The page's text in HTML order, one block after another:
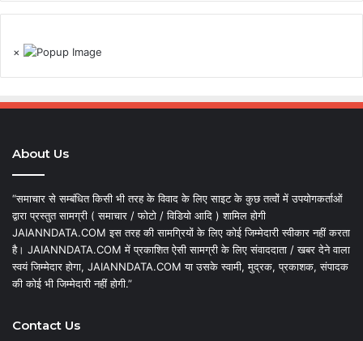
×
About Us
“समाचार से सम्बंधित किसी भी तरह के विवाद के लिए साइट के कुछ तत्वों में उपयोगकर्ताओं
द्वारा प्रस्तुत सामग्री ( समाचार / फोटो / विडियो आदि ) शामिल होगी
JAIANNDATA.COM इस तरह की सामग्रियों के लिए कोई जिम्मेदारी स्वीकार नहीं करता
है। JAIANNDATA.COM में प्रकाशित ऐसी सामग्री के लिए संवाददाता / खबर देने वाला
स्वयं जिम्मेदार होगा, JAIANNDATA.COM या उसके स्वामी, मुद्रक, प्रकाशक, संपादक
की कोई भी जिम्मेदारी नहीं होगी.”
Contact Us